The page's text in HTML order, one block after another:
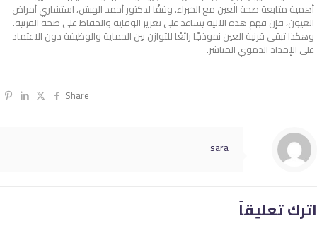
أهمية متابعة صحة العين مع الخبراء. وفقًا لدكتور أحمد الهبش، استشاري أمراض
العيون، فإن فهم هذه الآلية يساعد على تعزيز الوقاية والحفاظ على صحة القرنية.
وهكذا تبقى قرنية العين نموذجًا رائعًا للتوازن بين الحماية والوظيفة دون الاعتماد
على الإمداد الدموي المباشر.
Share
sara
اترك تعليقاً